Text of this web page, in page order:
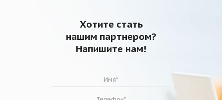
Хотите стать
нашим партнером?
Напишите нам!